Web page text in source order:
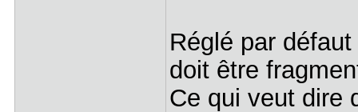
Réglé par
doit être
Ce qui veut dire